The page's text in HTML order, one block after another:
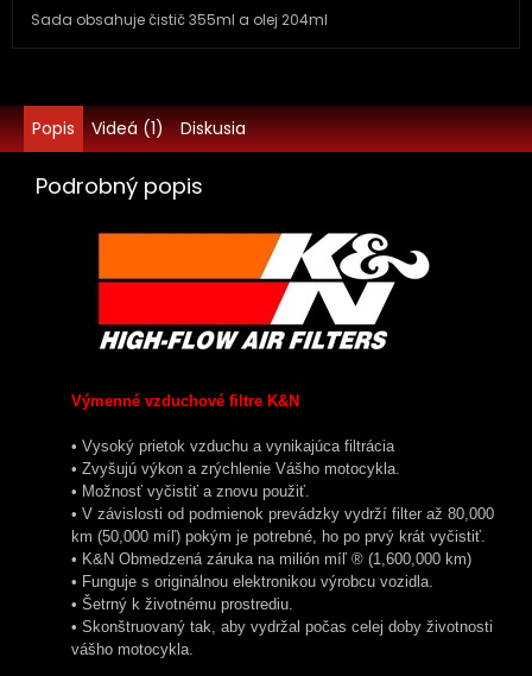
Sada obsahuje čistič 355ml a olej 204ml
Popis Videá (1) Diskusia
Podrobný popis
Výmenné vzduchové filtre K&N
• Vysoký prietok vzduchu a vynikajúca filtrácia
• Zvyšujú výkon a zrýchlenie Vášho motocykla.
• Možnosť vyčistiť a znovu použiť.
• V závislosti od podmienok prevádzky vydrží filter až 80,000
km (50,000 míľ) pokým je potrebné, ho po prvý krát vyčistiť.
• K&N Obmedzená záruka na milión míľ ® (1,600,000 km)
• Funguje s originálnou elektronikou výrobcu vozidla.
• Šetrný k životnému prostrediu.
• Skonštruovaný tak, aby vydržal počas celej doby životnosti
vášho motocykla.